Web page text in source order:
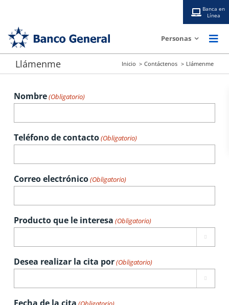
contenido
Banca en
Línea
Personas
Tarjetas
Cuentas
Préstamos
Llámenme Inicio Contáctenos Llámenme
Nombre(Obligatorio)
Teléfono de contacto(Obligatorio)
Correo electrónico(Obligatorio)
Producto que le interesa (Obligatorio)

Desea realizar la cita por(Obligatorio)
